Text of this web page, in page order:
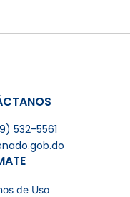
532-5561
de Uso